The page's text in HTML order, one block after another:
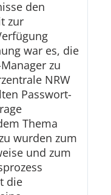
den
zur
war es, die
zu
NRW
Passwort-
Thema
wurden zum
und zum
die